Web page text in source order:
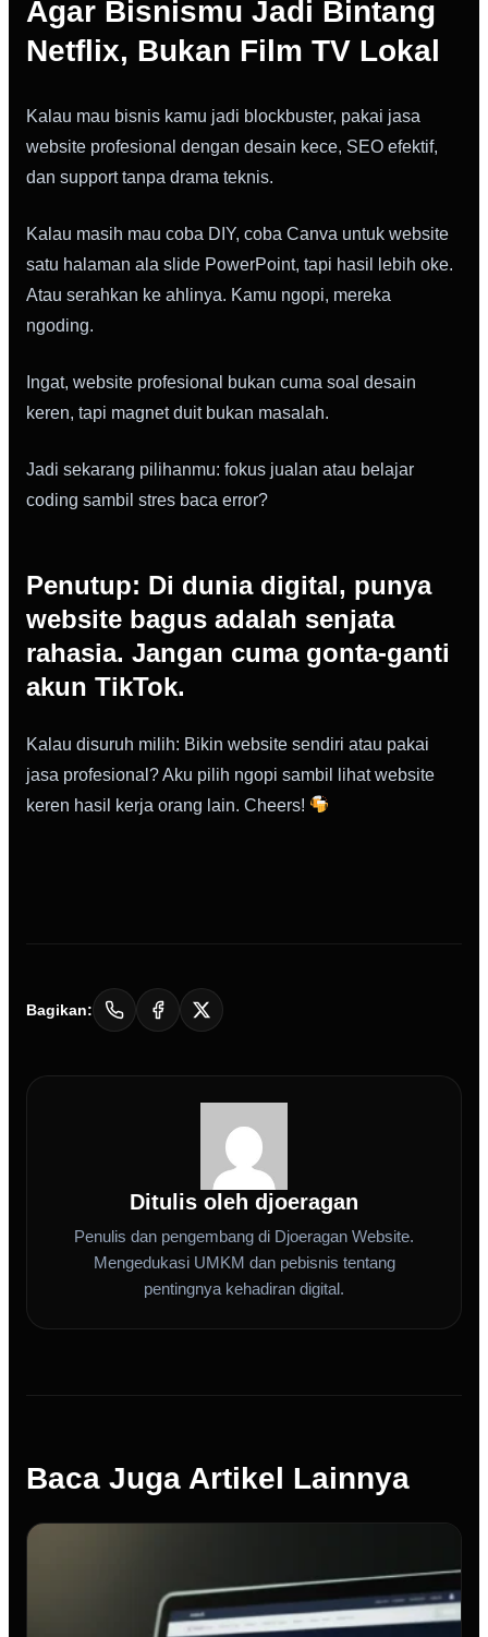
Agar Bisnismu Jadi Bintang
Netflix, Bukan Film TV Lokal
Kalau mau bisnis kamu jadi blockbuster, pakai jasa
website profesional dengan desain kece, SEO efektif,
dan support tanpa drama teknis.
Kalau masih mau coba DIY, coba Canva untuk website
satu halaman ala slide PowerPoint, tapi hasil lebih oke.
Atau serahkan ke ahlinya. Kamu ngopi, mereka
ngoding.
Ingat, website profesional bukan cuma soal desain
keren, tapi magnet duit bukan masalah.
Jadi sekarang pilihanmu: fokus jualan atau belajar
coding sambil stres baca error?
Penutup: Di dunia digital, punya
website bagus adalah senjata
rahasia. Jangan cuma gonta-ganti
akun TikTok.
Kalau disuruh milih: Bikin website sendiri atau pakai
jasa profesional? Aku pilih ngopi sambil lihat website
keren hasil kerja orang lain. Cheers!
Bagikan:
Ditulis oleh djoeragan
Penulis dan pengembang di Djoeragan Website.
Mengedukasi UMKM dan pebisnis tentang
pentingnya kehadiran digital.
Baca Juga Artikel Lainnya